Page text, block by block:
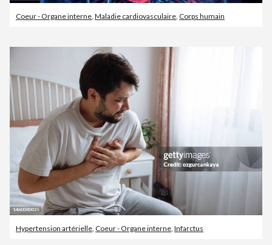
Coeur - Organe interne Maladie cardiovasculaire Corps humain
Hypertension artérielle Coeur - Organe interne Infarctus